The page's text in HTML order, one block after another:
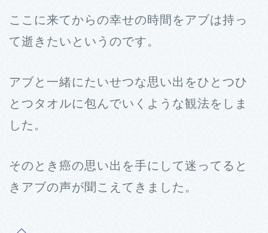
ここに来てからの幸せの時間をアブは持っ
て逝きたいというのです。
アブと一緒にたいせつな思い出をひとつひ
とつタオルに包んでいくような観法をしま
した。
そのとき癌の思い出を手にして迷ってると
きアブの声が聞こえてきました。